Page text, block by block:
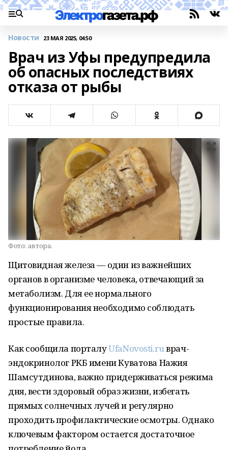
Новости 23 МАЯ 2025, 04:50
Врач из Уфы предупредила
об опасных последствиях
отказа от рыбы
Фото: автора.
Щитовидная железа — один из важнейших
органов в организме человека, отвечающий за
метаболизм. Для ее нормального
функционирования необходимо соблюдать
простые правила.
Как сообщила порталуUfaNovosti.ruврач-
эндокринолог РКБ имени Куватова Нажия
Шамсутдинова, важно придерживаться режима
дня, вести здоровый образ жизни, избегать
прямых солнечных лучей и регулярно
проходить профилактические осмотры. Однако
ключевым фактором остается достаточное